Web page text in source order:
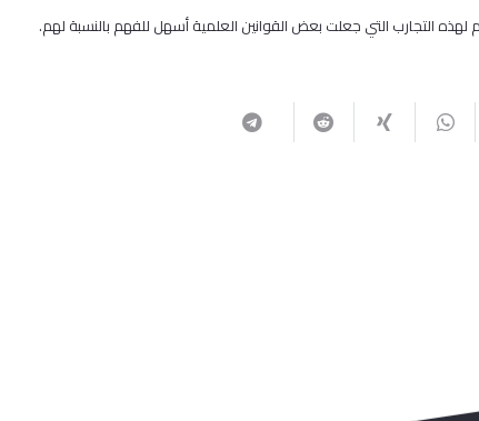
التجارب التي جعلت بعض القوانين العلمية أسهل للفهم بالنسبة لهم.